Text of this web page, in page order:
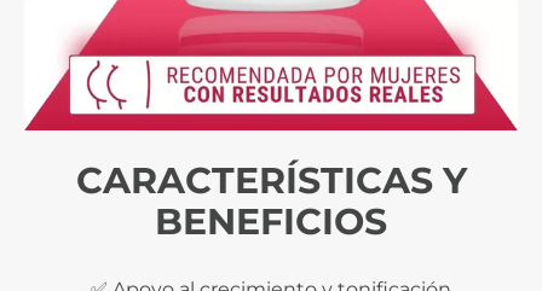
CARACTERÍSTICAS Y
BENEFICIOS